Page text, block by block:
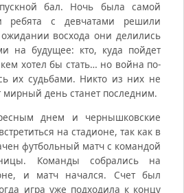
бал. Ночь была самой
ребята с девчатами решили
ожидании восхода они делились
на будущее: кто, куда пойдет
кем хотел бы стать… но война по-
их судьбами. Никто из них не
мирный день станет последним.
днем и чернышковские
на стадионе, так как в
футбольный матч с командой
Команды собрались на
и матч начался. Счет был
игра уже подходила к концу